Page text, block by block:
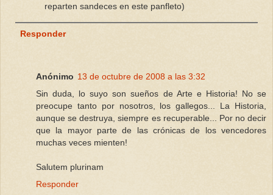
reparten sandeces en este panfleto)
Responder
Anónimo 13 de octubre de 2008 a las 3:32
Sin duda, lo suyo son sueños de Arte e Historia! No se
preocupe tanto por nosotros, los gallegos... La Historia,
aunque se destruya, siempre es recuperable... Por no decir
que la mayor parte de las crónicas de los vencedores
muchas veces mienten!
Salutem plurinam
Responder